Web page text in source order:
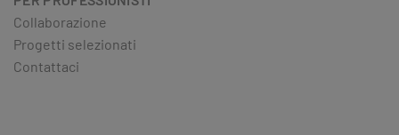
Collaborazione
Progetti selezionati
Contattaci